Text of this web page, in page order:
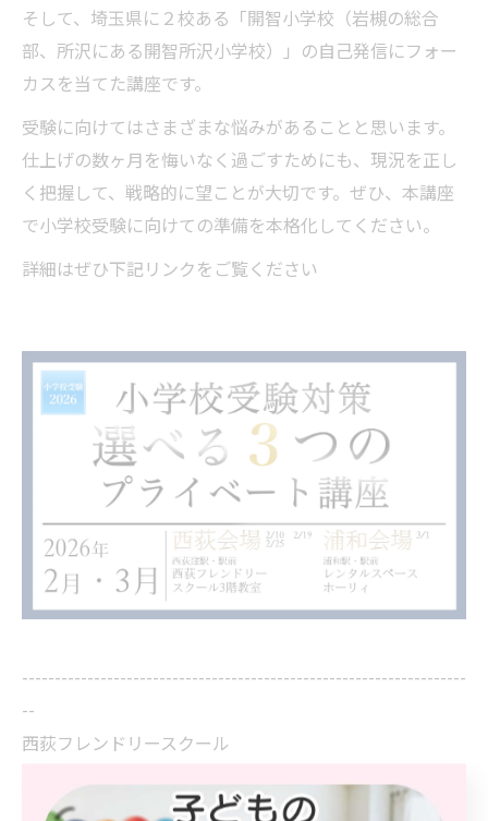
そして、埼玉県に２校ある「開智小学校（岩槻の総合
部、所沢にある開智所沢小学校）」の自己発信にフォー
カスを当てた講座です。
受験に向けてはさまざまな悩みがあることと思います。
仕上げの数ヶ月を悔いなく過ごすためにも、現況を正し
く把握して、戦略的に望ことが大切です。ぜひ、本講座
で小学校受験に向けての準備を本格化してください。
詳細はぜひ下記リンクをご覧ください
--------------------------------------------------------------------
--
西荻フレンドリースクール
エクレールバロン ３０１